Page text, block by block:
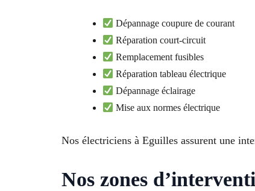
Dépannage coupure de courant
Réparation court-circuit
Remplacement fusibles
Réparation tableau électrique
Dépannage éclairage
Mise aux normes électrique
Nos électriciens à Eguilles assurent une
Nos zones